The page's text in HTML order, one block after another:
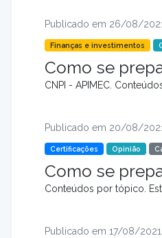
Publicado em 26/08/
Finanças e investimentos
Como se
CNPI - APIMEC.
Publicado em 20/08/
Certificações Opinião
Como se
Conteúdos por tópico.
Publicado em 17/08/2021